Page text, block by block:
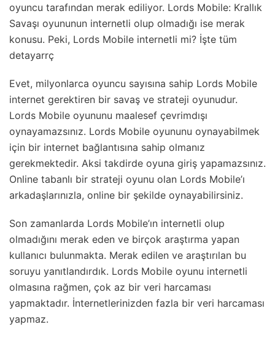
oyuncu tarafından merak ediliyor. Lords Mobile: Krallık
Savaşı oyununun internetli olup olmadığı ise merak
konusu. Peki, Lords Mobile internetli mi? İşte tüm
detayarrç
Evet, milyonlarca oyuncu sayısına sahip Lords Mobile
internet gerektiren bir savaş ve strateji oyunudur.
Lords Mobile oyununu maalesef çevrimdışı
oynayamazsınız. Lords Mobile oyununu oynayabilmek
için bir internet bağlantısına sahip olmanız
gerekmektedir. Aksi takdirde oyuna giriş yapamazsınız.
Online tabanlı bir strateji oyunu olan Lords Mobile’ı
arkadaşlarınızla, online bir şekilde oynayabilirsiniz.
Son zamanlarda Lords Mobile’ın internetli olup
olmadığını merak eden ve birçok araştırma yapan
kullanıcı bulunmakta. Merak edilen ve araştırılan bu
soruyu yanıtlandırdık. Lords Mobile oyunu internetli
olmasına rağmen, çok az bir veri harcaması
yapmaktadır. İnternetlerinizden fazla bir veri harcaması
yapmaz.